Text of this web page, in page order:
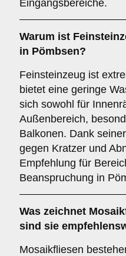
Eingangsbereiche.
Warum ist
in Pömbsen?
Feinsteinzeug ist
bietet eine geringe
sich sowohl für
Außenbereich,
Balkonen. Dank
gegen Kratzer und
Empfehlung für
Beanspruchung in
Was zeichnet
sind sie
Mosaikfliesen